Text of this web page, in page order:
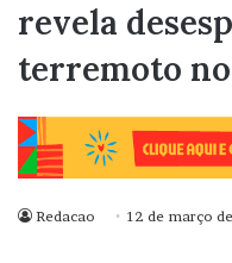
revela
terremoto no
Redacao 12 de março